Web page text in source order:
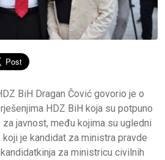
BiH Dragan Čović govorio je o
HDZ BiH koja su potpuno
za javnost, među kojima su ugledni
je kandidat za ministra pravde
za ministricu civilnih